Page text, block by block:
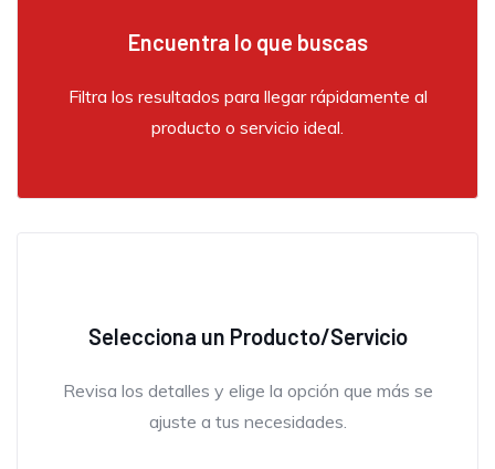
Kevin Soto,
La atención al cliente y la calidad de los
productos son excepcionales. Cada detalle
está cuidado, y siempre encuentro justo lo que
Encuentra lo que buscas
Filtra los resultados para llegar rápidamente al
producto o servicio ideal.
Selecciona un Producto/Servicio
Revisa los detalles y elige la opción que más se
ajuste a tus necesidades.